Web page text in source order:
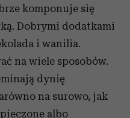
komponuje się
Dobrymi dodatkami
i wanilia.
na wiele sposobów.
dynię
na surowo, jak
albo